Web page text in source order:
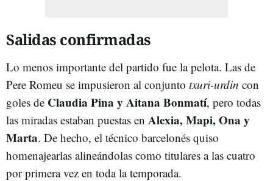
Salidas confirmadas
Lo menos importante del partido fue la pelota. Las de
Pere Romeu se impusieron al conjunto txuri-urdin con
goles de Claudia Pina y Aitana Bonmatí, pero todas
las miradas estaban puestas en Alexia, Mapi, Ona y
Marta. De hecho, el técnico barcelonés quiso
homenajearlas alineándolas como titulares a las cuatro
por primera vez en toda la temporada.